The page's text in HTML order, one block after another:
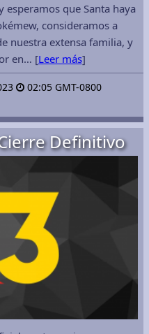
esperamos que Santa haya
consideramos a
nuestra extensa familia, y
en… [Leer más]
02:05 GMT-0800
Definitivo